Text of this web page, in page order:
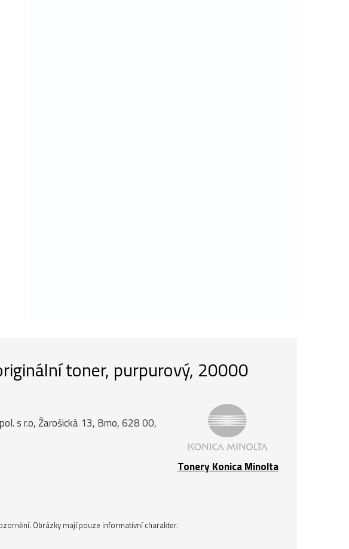
toner, purpurový, 20000
Tonery Konica Minolta
s r.o, Žarošická 13, Brno, 628 00,
Obrázky mají pouze informativní charakter.